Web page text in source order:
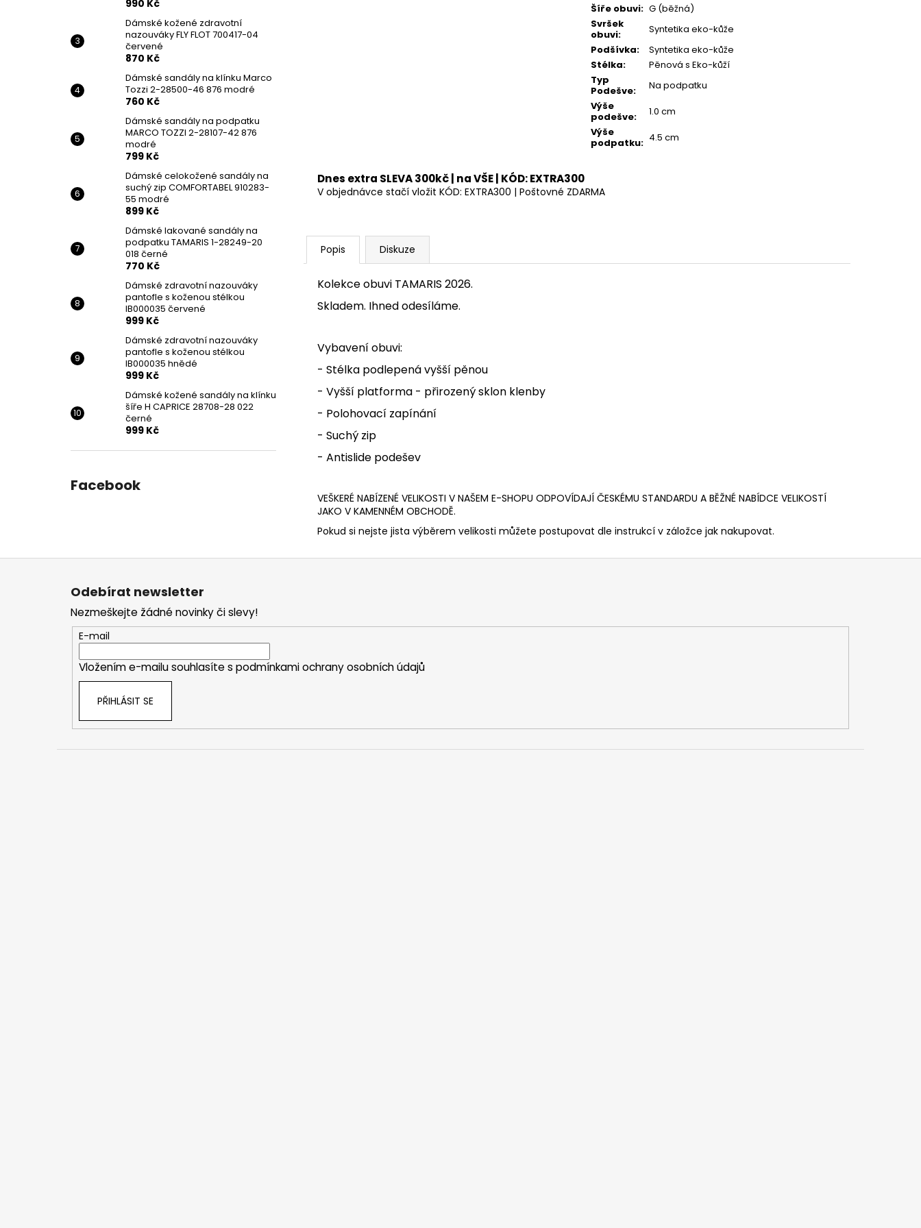
990 Kč
Dámské kožené zdravotní
nazouváky FLY FLOT 700417-04
červené
870 Kč
Dámské sandály na klínku Marco
Tozzi 2-28500-46 876 modré
760 Kč
Dámské sandály na podpatku
MARCO TOZZI 2-28107-42 876
modré
799 Kč
Dámské celokožené sandály na
suchý zip COMFORTABEL 910283-
55 modré
899 Kč
Dámské lakované sandály na
podpatku TAMARIS 1-28249-20
018 černé
770 Kč
Dámské zdravotní nazouváky
pantofle s koženou stélkou
IB000035 červené
999 Kč
Dámské zdravotní nazouváky
pantofle s koženou stélkou
IB000035 hnědé
999 Kč
Dámské kožené sandály na klínku
šíře H CAPRICE 28708-28 022
černé
999 Kč
Facebook
Šíře obuvi: G (běžná)
Svršek
obuvi:
Syntetika eko-kůže
Podšívka:
Syntetika eko-kůže
Stélka:
Pěnová s Eko-kůží
Typ
Podešve:
Na podpatku
Výše
podešve:
1.0 cm
Výše
podpatku: 4.5 cm
Dnes extra SLEVA 300kč | na VŠE | KÓD: EXTRA300
V objednávce stačí vložit KÓD: EXTRA300 | Poštovné ZDARMA
Popis Diskuze
Kolekce obuvi TAMARIS 2026.
Skladem. Ihned odesíláme.
Vybavení obuvi:
- Stélka podlepená vyšší pěnou
- Vyšší platforma - přirozený sklon klenby
- Polohovací zapínání
- Suchý zip
- Antislide podešev
VEŠKERÉ NABÍZENÉ VELIKOSTI V NAŠEM E-SHOPU ODPOVÍDAJÍ ČESKÉMU STANDARDU A BĚŽNÉ NABÍDCE VELIKOSTÍ
JAKO V KAMENNÉM OBCHODĚ.
Pokud si nejste jista výběrem velikosti můžete postupovat dle instrukcí v záložce jak nakupovat.
Z
Odebírat newsletter
Nezmeškejte žádné novinky či slevy!
E-mail
Vložením e-mailu souhlasíte s podmínkami ochrany osobních údajů
PŘIHLÁSIT SE